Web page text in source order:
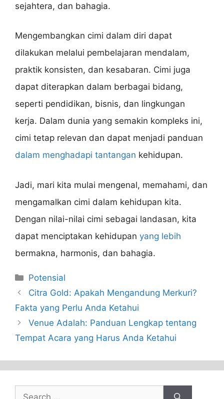
sejahtera, dan bahagia.
Mengembangkan cimi dalam diri dapat
dilakukan melalui pembelajaran mendalam,
praktik konsisten, dan kesabaran. Cimi juga
dapat diterapkan dalam berbagai bidang,
seperti pendidikan, bisnis, dan lingkungan
kerja. Dalam dunia yang semakin kompleks ini,
cimi tetap relevan dan dapat menjadi panduan
dalam menghadapi tantangan kehidupan.
Jadi, mari kita mulai mengenal, memahami, dan
mengamalkan cimi dalam kehidupan kita.
Dengan nilai-nilai cimi sebagai landasan, kita
dapat menciptakan kehidupan yang lebih
bermakna, harmonis, dan bahagia.
Categories
Potensial
Citra Gold: Apakah Mengandung Merkuri?
Fakta yang Perlu Anda Ketahui
Venue Adalah: Panduan Lengkap tentang
Tempat Acara yang Harus Anda Ketahui
Search